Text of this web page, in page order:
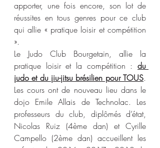
apporter, une fois encore, son lot de
réussites en tous genres pour ce club
qui allie « pratique loisir et compétition
».
Le Judo Club Bourgetain, allie la
pratique loisir et la compétition : du
judo et du jiu-jitsu brésilien pour TOUS.
Les cours ont de nouveau lieu dans le
dojo Emile Allais de Technolac. Les
professeurs du club, diplômés d’état,
Nicolas Ruiz (4ème dan) et Cyrille
Campello (2ème dan) accueillent les